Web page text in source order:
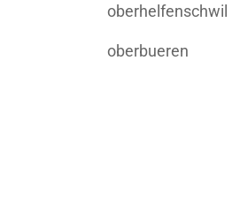
oberhelfenschwil
oberbueren